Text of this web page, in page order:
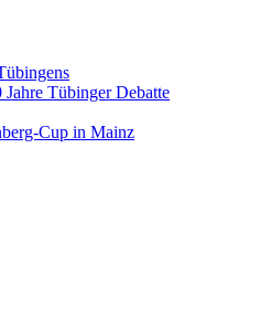
Jahre Tübinger Debatte
Cup in Mainz